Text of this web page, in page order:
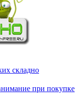
складно
при покупке